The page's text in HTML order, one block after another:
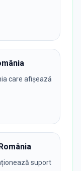
care afișează
suport